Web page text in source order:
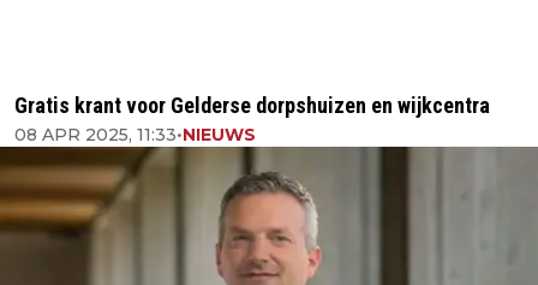
Gratis krant voor Gelderse dorpshuizen en wijkcentra
08 APR 2025, 11:33•NIEUWS